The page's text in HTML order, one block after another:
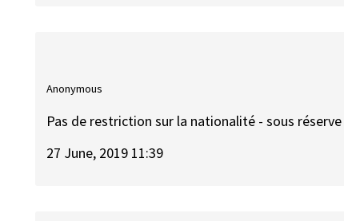
Anonymous
Pas de restriction sur la nationalité - sous
27 June, 2019 11:39